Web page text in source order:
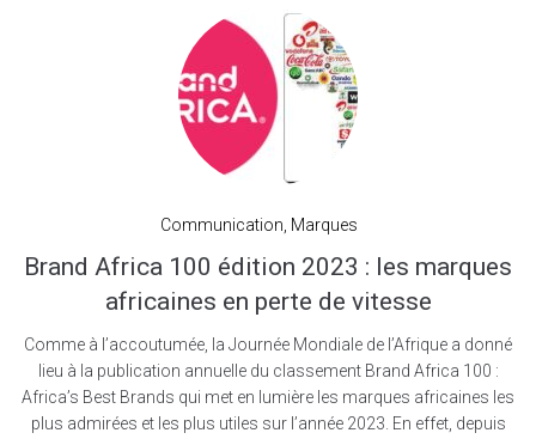
Communication Marques
Brand Africa 100 édition 2023 : les marques
africaines en perte de vitesse
Comme à l’accoutumée, la Journée Mondiale de l’Afrique a donné
lieu à la publication annuelle du classement Brand Africa 100 :
Africa’s Best Brands qui met en lumière les marques africaines les
plus admirées et les plus utiles sur l’année 2023. En effet, depuis